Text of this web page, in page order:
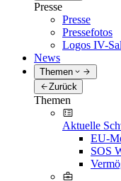
Presse
Presse
Pressefotos
Logos IV-
News
Themen
Zurück
Themen
Aktuelle
EU-
SOS